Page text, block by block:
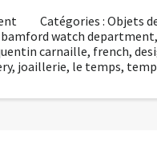
Catégories :Objets
bamford watch department,
carnaille, french,
, joaillerie, le temps,